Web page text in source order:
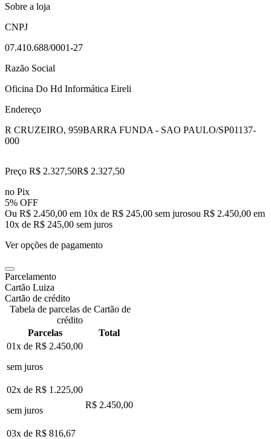
Sobre a loja
CNPJ
07.410.688/0001-27
Razão Social
Oficina Do Hd Informática Eireli
Endereço
R CRUZEIRO, 959BARRA FUNDA - SAO PAULO/SP01137-
000
Preço R$ 2.327,50R$ 2.327,50
no Pix
5% OFF
Ou R$ 2.450,00 em 10x de R$ 245,00 sem jurosou R$ 2.450,00 em
10x de R$ 245,00 sem juros
Ver opções de pagamento
Parcelamento
Cartão Luiza
Cartão de crédito
Tabela de parcelas de Cartão de
crédito
Parcelas
Total
01x de R$ 2.450,00
sem juros
02x de R$ 1.225,00
sem juros
R$ 2.450,00
03x de R$ 816,67